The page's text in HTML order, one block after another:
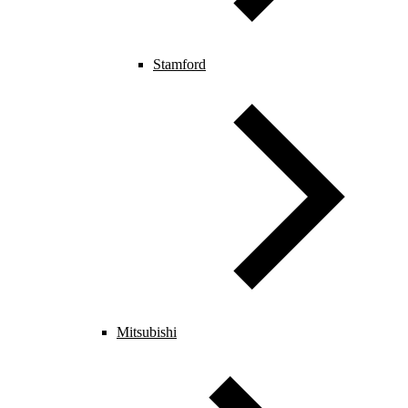
Stamford
Mitsubishi